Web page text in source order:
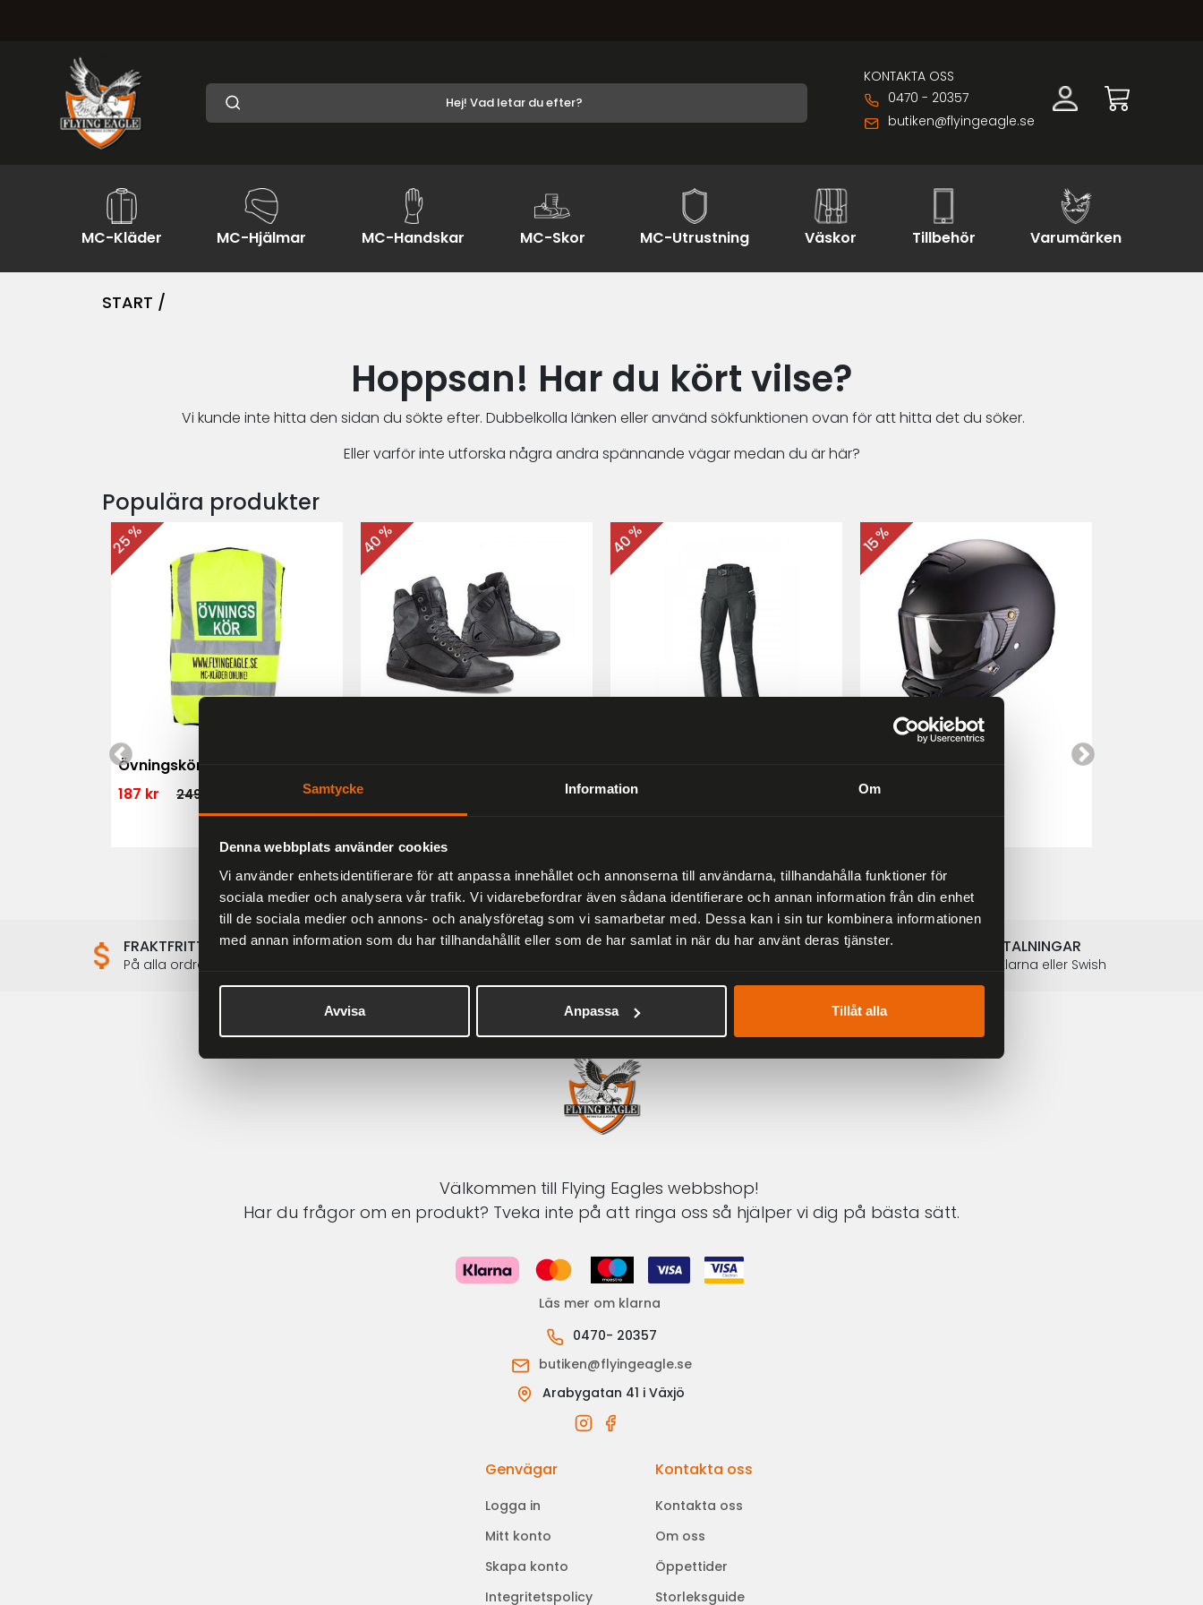
Samtycke Information Om
Denna webbplats använder cookies
Vi använder enhetsidentifierare för att anpassa innehållet och annonserna till användarna, tillhandahålla funktioner för
sociala medier och analysera vår trafik. Vi vidarebefordrar även sådana identifierare och annan information från din enhet
till de sociala medier och annons- och analysföretag som vi samarbetar med. Dessa kan i sin tur kombinera informationen
med annan information som du har tillhandahållit eller som de har samlat in när du har använt deras tjänster.
Avvisa Anpassa Tillåt alla
KONTAKTA OSS
0470 - 20357
butiken@flyingeagle.se
MC-Kläder MC-Hjälmar MC-Handskar MC-Skor MC-Utrustning Väskor Tillbehör Varumärken
START /
Hoppsan! Har du kört vilse?
Vi kunde inte hitta den sidan du sökte efter. Dubbelkolla länken eller använd sökfunktionen ovan för att hitta det du söker.
Eller varför inte utforska några andra spännande vägar medan du är här?
Populära produkter
25 %
Övningskörningsväst MC
187 kr
249 kr
40 % 40 %
Touring/Enduro MC-byxa
15 %
Mattsvart
FRAKTFRITT
På alla ordrar över 2000 kr
1-3 DAGAR LEVERANS SÄKRA BETALNINGAR
Betalkort, Klarna eller Swish
Välkommen till Flying Eagles webbshop!
Har du frågor om en produkt? Tveka inte på att ringa oss så hjälper vi dig på bästa sätt.
Läs mer om klarna
0470- 20357
butiken@flyingeagle.se
Arabygatan 41 i Växjö
Genvägar
Logga in
Mitt konto
Skapa konto
Integritetspolicy
Kontakta oss
Kontakta oss
Om oss
Öppettider
Storleksguide